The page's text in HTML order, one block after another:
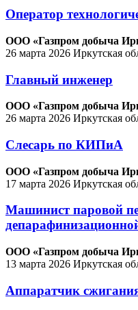
Оператор
ООО «Газпром добыча
26 марта 2026 Иркутская
Главный инженер
ООО «Газпром добыча
26 марта 2026 Иркутская
Слесарь по КИПиА
ООО «Газпром добыча
17 марта 2026 Иркутская
Машинист паровой
ООО «Газпром добыча
13 марта 2026 Иркутская
Аппаратчик